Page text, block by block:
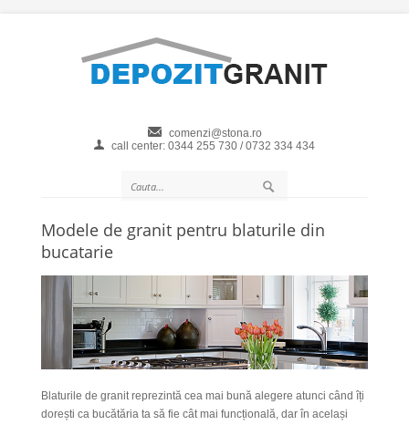
comenzi@stona.ro
call center: 0344 255 730 / 0732 334 434
Modele de granit pentru blaturile din
bucatarie
Blaturile de granit reprezintă cea mai bună alegere atunci când îți
dorești ca bucătăria ta să fie cât mai funcțională, dar în același